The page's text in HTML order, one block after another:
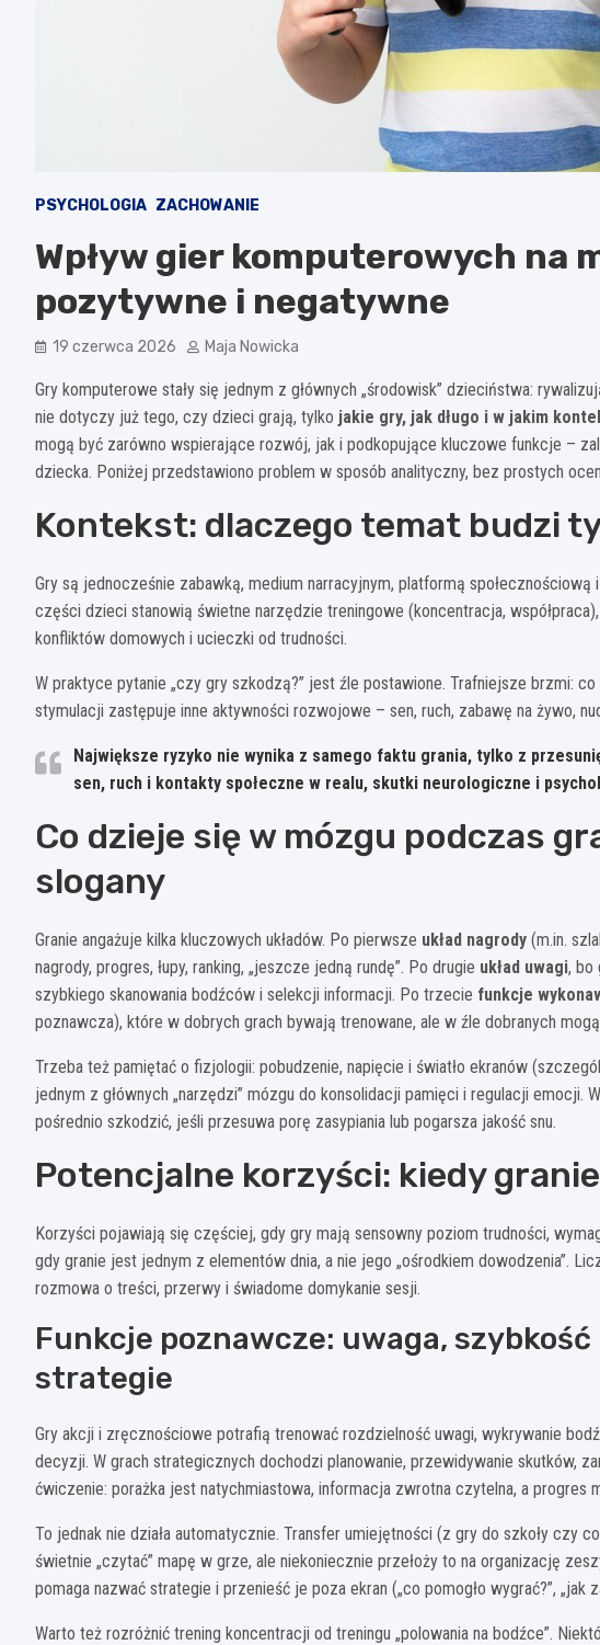
PSYCHOLOGIA ZACHOWANIE
Wpływ gier komputerowych na
pozytywne i negatywne
19 czerwca 2026 Maja Nowicka
Gry komputerowe stały się jednym z głównych „środowisk” dzieciństwa:
nie dotyczy już tego, czy dzieci grają, tylko jakie gry, jak długo i w jakim
mogą być zarówno wspierające rozwój, jak i podkopujące kluczowe funkcje –
dziecka. Poniżej przedstawiono problem w sposób analityczny, bez prostych
Kontekst: dlaczego temat budzi
Gry są jednocześnie zabawką, medium narracyjnym, platformą
części dzieci stanowią świetne narzędzie treningowe (koncentracja,
konfliktów domowych i ucieczki od trudności.
W praktyce pytanie „czy gry szkodzą?” jest źle postawione. Trafniejsze brzmi:
stymulacji zastępuje inne aktywności rozwojowe – sen, ruch, zabawę na żywo,
Największe ryzyko nie wynika z samego faktu grania, tylko z
sen, ruch i kontakty społeczne w realu, skutki neurologiczne i
Co dzieje się w mózgu podczas
slogany
Granie angażuje kilka kluczowych układów. Po pierwsze układ nagrody (m.in.
nagrody, progres, łupy, ranking, „jeszcze jedną rundę”. Po drugie układ uwagi, bo
szybkiego skanowania bodźców i selekcji informacji. Po trzecie funkcje
poznawcza), które w dobrych grach bywają trenowane, ale w źle dobranych
Trzeba też pamiętać o fizjologii: pobudzenie, napięcie i światło ekranów
jednym z głównych „narzędzi” mózgu do konsolidacji pamięci i regulacji emocji.
pośrednio szkodzić, jeśli przesuwa porę zasypiania lub pogarsza jakość snu.
Potencjalne korzyści: kiedy
Korzyści pojawiają się częściej, gdy gry mają sensowny poziom trudności,
gdy granie jest jednym z elementów dnia, a nie jego „ośrodkiem dowodzenia”.
rozmowa o treści, przerwy i świadome domykanie sesji.
Funkcje poznawcze: uwaga,
strategie
Gry akcji i zręcznościowe potrafią trenować rozdzielność uwagi, wykrywanie
decyzji. W grach strategicznych dochodzi planowanie, przewidywanie skutków,
ćwiczenie: porażka jest natychmiastowa, informacja zwrotna czytelna, a progres
To jednak nie działa automatycznie. Transfer umiejętności (z gry do szkoły czy
świetnie „czytać” mapę w grze, ale niekoniecznie przełoży to na organizację
pomaga nazwać strategie i przenieść je poza ekran („co pomogło wygrać?”, „jak
Warto też rozróżnić trening koncentracji od treningu „polowania na bodźce”.